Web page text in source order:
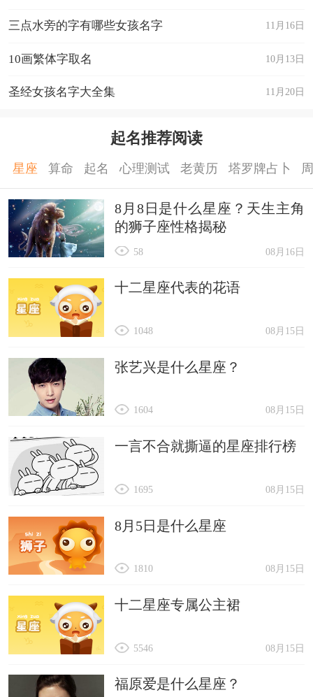
11月16日
三点水旁的字有哪些女孩名字
10月13日
10画繁体字取名
11月20日
圣经女孩名字大全集
起名推荐阅读
星座 算命 起名 心理测试 老黄历 塔罗牌占卜
8月8日是什么星座？天生主角
的狮子座性格揭秘
08月16日
58
十二星座代表的花语
08月15日
1048
张艺兴是什么星座？
08月15日
1604
一言不合就撕逼的星座排行榜
08月15日
1695
8月5日是什么星座
08月15日
1810
十二星座专属公主裙
08月15日
5546
福原爱是什么星座？